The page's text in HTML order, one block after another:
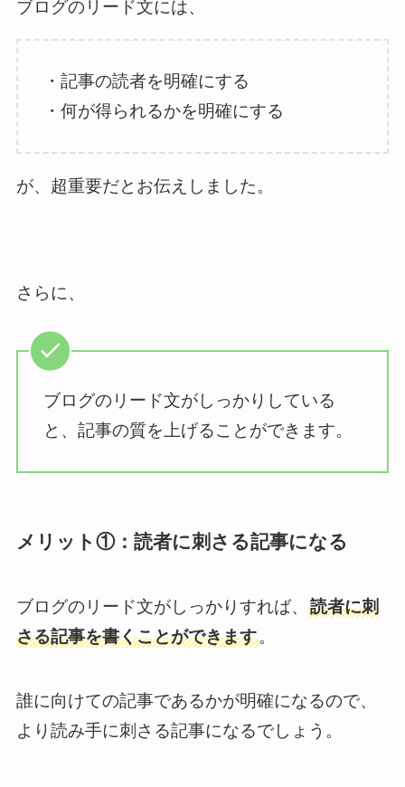
ブログのリード文には、
・記事の読者を明確にする
・何が得られるかを明確にする
が、超重要だとお伝えしました。
さらに、
ブログのリード文がしっかりしている
と、記事の質を上げることができます。
メリット①：読者に刺さる記事になる
ブログのリード文がしっかりすれば、 読者に刺
さる記事を書くことができます。
誰に向けての記事であるかが明確になるので、
より読み手に刺さる記事になるでしょう。